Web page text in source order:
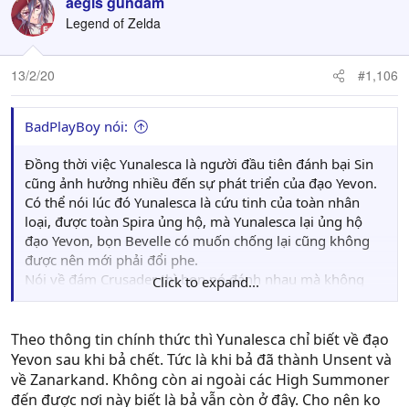
t
i
o
n
:
Legend of Zelda
13/2/20 #1,106
BadPlayBoy nói:
Đồng thời việc Yunalesca là người đầu tiên đánh bại Sin
cũng ảnh hưởng nhiều đến sự phát triển của đạo Yevon.
Có thể nói lúc đó Yunalesca là cứu tinh của toàn nhân
loại, được toàn Spira ủng hộ, mà Yunalesca lại ủng hộ
đạo Yevon, bọn Bevelle có muốn chống lại cũng không
được nên mới phải đổi phe.
Nói về đám Crusader thì bọn nó đánh nhau mà không
được xài công nghệ nên thua là đương nhiên.
Sin -> Tiền đề cho đạo Yevon phát triển -> Máy móc bị
cấm -> Bevelle không dám công khai nghiên cứu công
nghệ vì toàn dân Spira chống đối -> Final summoner là
phương pháp duy nhất đánh Sin vì đ còn thứ vũ khí nào
Click to expand...
Theo thông tin chính thức thì Yunalesca chỉ biết về đạo
Yevon sau khi bả chết. Tức là khi bả đã thành Unsent và
về Zanarkand. Không còn ai ngoài các High Summoner
đến được nơi này biết là bả vẫn còn ở đây. Cho nên ko